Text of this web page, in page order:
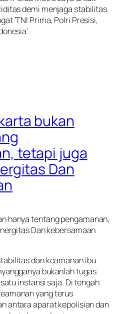
demi menjaga stabilitas
‘TNI Prima, Polri Presisi,
bukan
tetapi juga
Dan
hanya tentang pengamanan,
Dan kebersamaan
dan keamanan ibu
bukanlah tugas
instansi saja. Di tengah
yang terus
antara aparat kepolisian dan